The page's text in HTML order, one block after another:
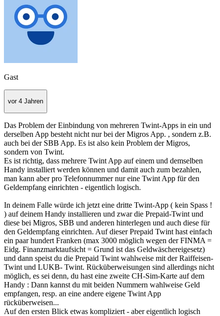
Gast
vor 4 Jahren
Das Problem der Einbindung von mehreren Twint-Apps in ein und
derselben App besteht nicht nur bei der Migros App. , sondern z.B.
auch bei der SBB App. Es ist also kein Problem der Migros,
sondern von Twint.
Es ist richtig, dass mehrere Twint App auf einem und demselben
Handy installiert werden können und damit auch zum bezahlen,
man kann aber pro Telefonnummer nur eine Twint App für den
Geldempfang einrichten - eigentlich logisch.
In deinem Falle würde ich jetzt eine dritte Twint-App ( kein Spass !
) auf deinem Handy installieren und zwar die Prepaid-Twint und
diese bei Migros, SBB und anderen hinterlegen und auch diese für
den Geldempfang einrichten. Auf dieser Prepaid Twint hast einfach
ein paar hundert Franken (max 3000 möglich wegen der FINMA =
Eidg. Finanzmarktaufsicht = Grund ist das Geldwäschereigesetz)
und dann speist du die Prepaid Twint wahlweise mit der Raiffeisen-
Twint und LUKB- Twint. Rücküberweisungen sind allerdings nicht
möglich, es sei denn, du hast eine zweite CH-Sim-Karte auf dem
Handy : Dann kannst du mit beiden Nummern wahlweise Geld
empfangen, resp. an eine andere eigene Twint App
rücküberweisen...
Auf den ersten Blick etwas kompliziert - aber eigentlich logisch